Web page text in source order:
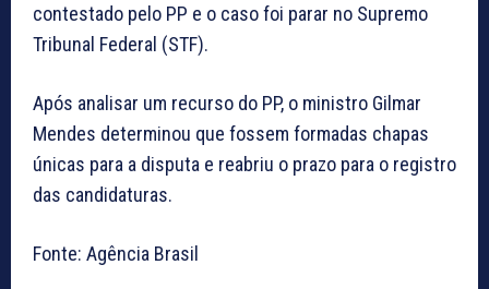
contestado pelo PP e o caso foi parar no Supremo
Tribunal Federal (STF).
Após analisar um recurso do PP, o ministro Gilmar
Mendes determinou que fossem formadas chapas
únicas para a disputa e reabriu o prazo para o registro
das candidaturas.
Fonte: Agência Brasil